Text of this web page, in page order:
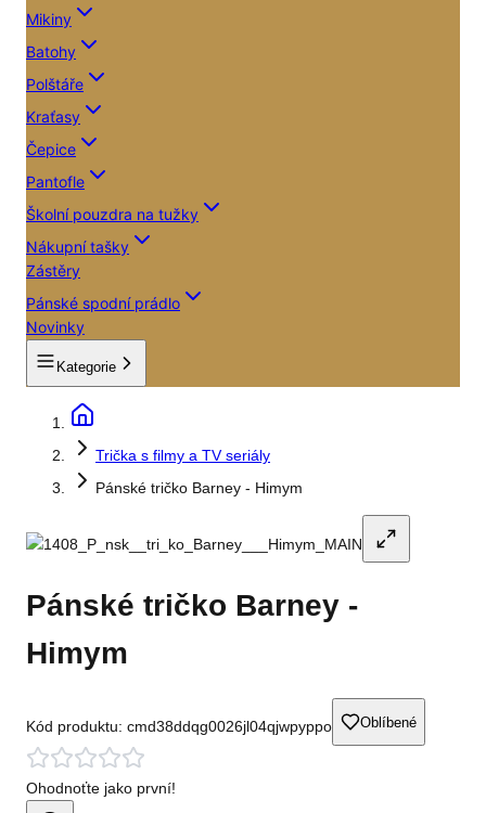
Mikiny
Batohy
Polštáře
Kraťasy
Čepice
Pantofle
Školní pouzdra na tužky
Nákupní tašky
Zástěry
Pánské spodní prádlo
Novinky
Kategorie
Trička s filmy a TV seriály
Pánské tričko Barney - Himym
Pánské tričko Barney -
Himym
Kód produktu: cmd38ddqg0026jl04qjwpyppo Oblíbené
Ohodnoťte jako první!